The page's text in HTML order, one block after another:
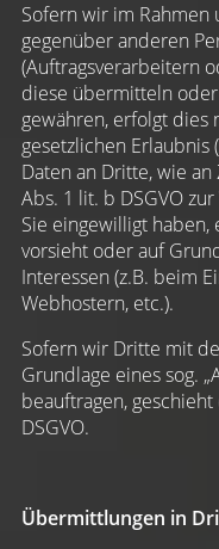
Sofern wir im Rahmen
gegenüber anderen
(Auftragsverarbeitern
diese übermitteln
gewähren, erfolgt dies
gesetzlichen
Daten an Dritte, wie
Abs. 1 lit. b DSGVO
Sie eingewilligt
vorsieht oder auf
Interessen (z.B. beim
Webhostern, etc.).
Sofern wir Dritte mit
Grundlage eines sog.
beauftragen,
DSGVO.
Übermittlungen in